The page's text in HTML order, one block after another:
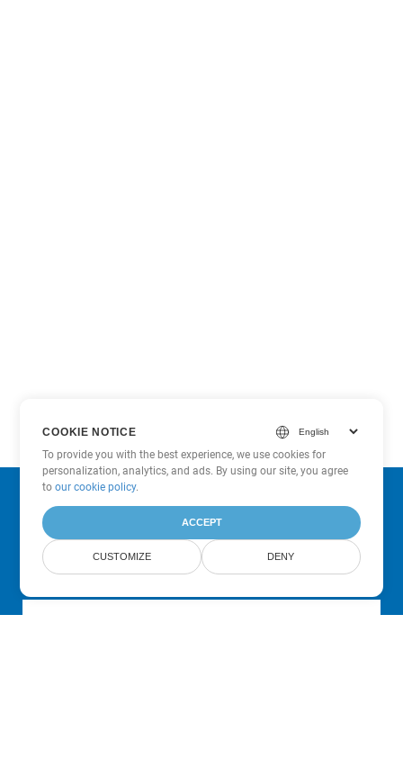
Subscribe to Aspose Product Updates
Get monthly newsletters & offers directly delivered to your
mailbox.
COOKIE NOTICE
To provide you with the best experience, we use cookies for
personalization, analytics, and ads. By using our site, you agree
toour cookie policy.
ACCEPT
CUSTOMIZE DENY